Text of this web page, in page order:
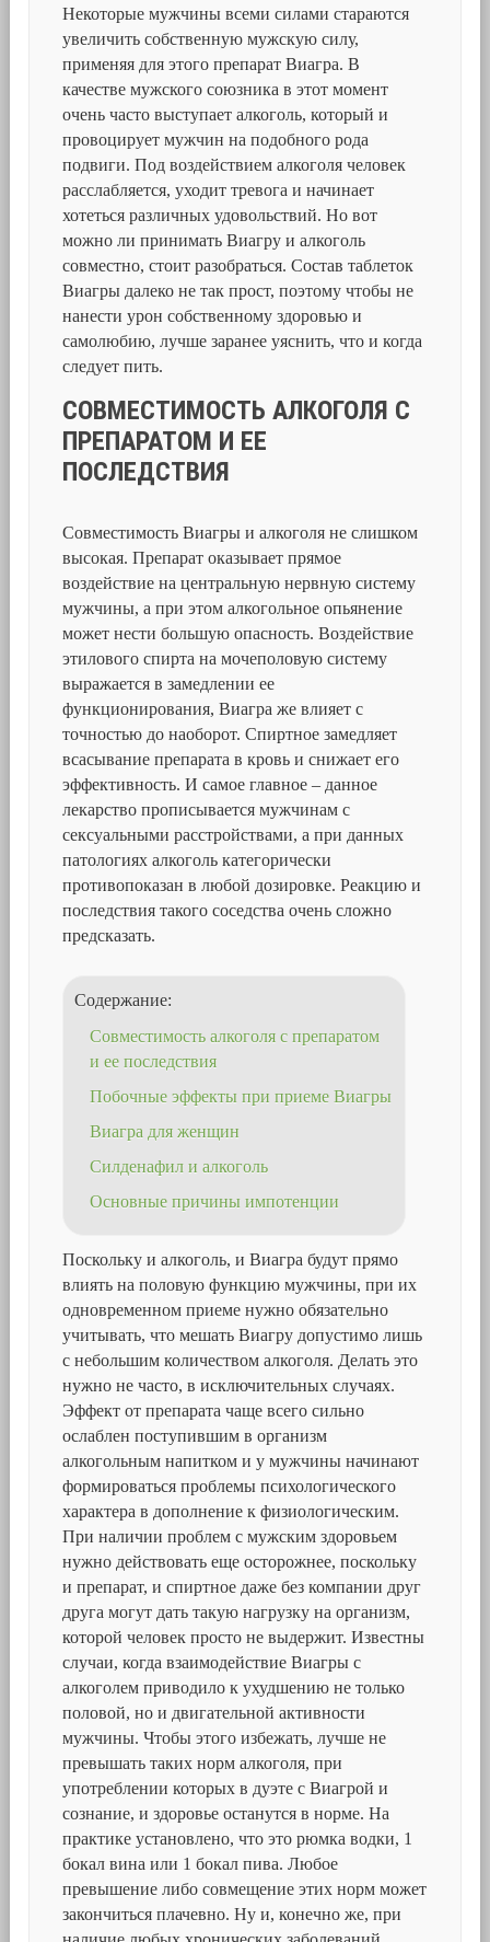
Некоторые мужчины всеми силами стараются
увеличить собственную мужскую силу,
применяя для этого препарат Виагра. В
качестве мужского союзника в этот момент
очень часто выступает алкоголь, который и
провоцирует мужчин на подобного рода
подвиги. Под воздействием алкоголя человек
расслабляется, уходит тревога и начинает
хотеться различных удовольствий. Но вот
можно ли принимать Виагру и алкоголь
совместно, стоит разобраться. Состав таблеток
Виагры далеко не так прост, поэтому чтобы не
нанести урон собственному здоровью и
самолюбию, лучше заранее уяснить, что и когда
следует пить.
СОВМЕСТИМОСТЬ АЛКОГОЛЯ С
ПРЕПАРАТОМ И ЕЕ
ПОСЛЕДСТВИЯ
Совместимость Виагры и алкоголя не слишком
высокая. Препарат оказывает прямое
воздействие на центральную нервную систему
мужчины, а при этом алкогольное опьянение
может нести большую опасность. Воздействие
этилового спирта на мочеполовую систему
выражается в замедлении ее
функционирования, Виагра же влияет с
точностью до наоборот. Спиртное замедляет
всасывание препарата в кровь и снижает его
эффективность. И самое главное – данное
лекарство прописывается мужчинам с
сексуальными расстройствами, а при данных
патологиях алкоголь категорически
противопоказан в любой дозировке. Реакцию и
последствия такого соседства очень сложно
предсказать.
Содержание:
Совместимость алкоголя с препаратом
и ее последствия
Побочные эффекты при приеме Виагры
Виагра для женщин
Силденафил и алкоголь
Основные причины импотенции
Поскольку и алкоголь, и Виагра будут прямо
влиять на половую функцию мужчины, при их
одновременном приеме нужно обязательно
учитывать, что мешать Виагру допустимо лишь
с небольшим количеством алкоголя. Делать это
нужно не часто, в исключительных случаях.
Эффект от препарата чаще всего сильно
ослаблен поступившим в организм
алкогольным напитком и у мужчины начинают
формироваться проблемы психологического
характера в дополнение к физиологическим.
При наличии проблем с мужским здоровьем
нужно действовать еще осторожнее, поскольку
и препарат, и спиртное даже без компании друг
друга могут дать такую нагрузку на организм,
которой человек просто не выдержит. Известны
случаи, когда взаимодействие Виагры с
алкоголем приводило к ухудшению не только
половой, но и двигательной активности
мужчины. Чтобы этого избежать, лучше не
превышать таких норм алкоголя, при
употреблении которых в дуэте с Виагрой и
сознание, и здоровье останутся в норме. На
практике установлено, что это рюмка водки, 1
бокал вина или 1 бокал пива. Любое
превышение либо совмещение этих норм может
закончиться плачевно. Ну и, конечно же, при